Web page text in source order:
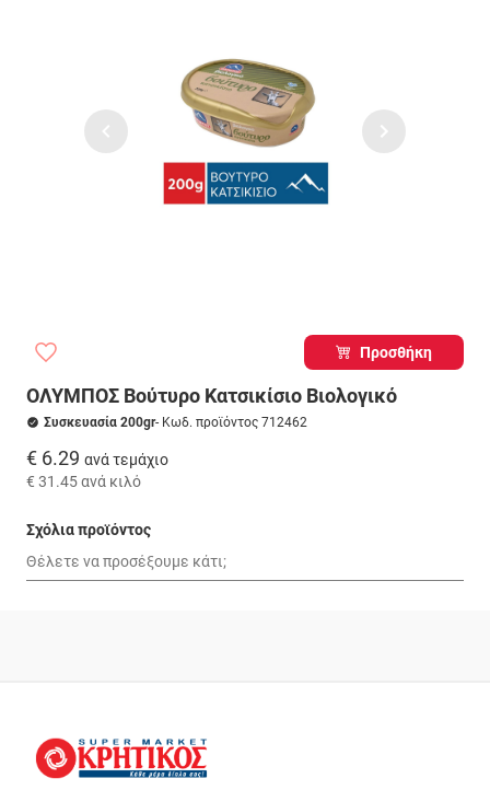
Προσθήκη
ΟΛΥΜΠΟΣ Βούτυρο Κατσικίσιο Βιολογικό
Συσκευασία 200gr- Κωδ. προϊόντος 712462
€ 6.29 ανά τεμάχιο
€ 31.45ανά κιλό
Σχόλια προϊόντος